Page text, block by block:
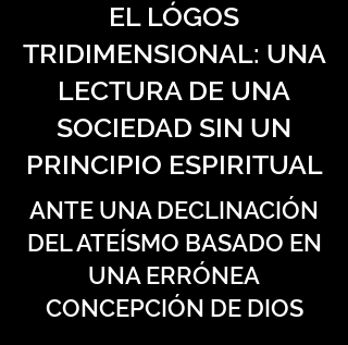
EL LÓGOS
TRIDIMENSIONAL: UNA
LECTURA DE UNA
SOCIEDAD SIN UN
PRINCIPIO ESPIRITUAL
ANTE UNA DECLINACIÓN
DEL ATEÍSMO BASADO EN
UNA ERRÓNEA
CONCEPCIÓN DE DIOS